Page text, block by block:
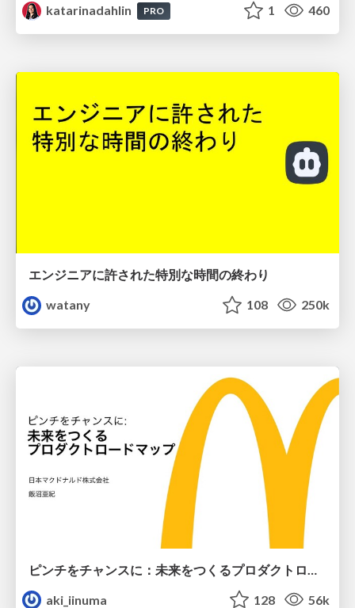
katarinadahlin PRO 1 460
エンジニアに許された特別な時間の終わり
watany
108 250k
aki_iinuma
128 56k